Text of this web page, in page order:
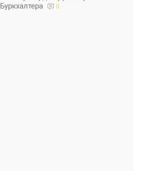
Буркхалтера
0